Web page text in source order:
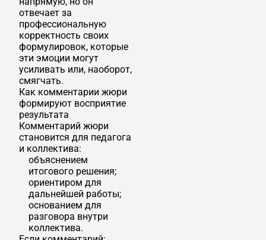
отвечает за
профессиональную
корректность своих
формулировок, которые
эти эмоции могут
усиливать или, наоборот,
смягчать.
Как комментарии жюри
формируют восприятие
результата
Комментарий жюри
становится для педагога
и коллектива:
объяснением
итогового решения;
ориентиром для
дальнейшей работы;
основанием для
разговора внутри
коллектива.